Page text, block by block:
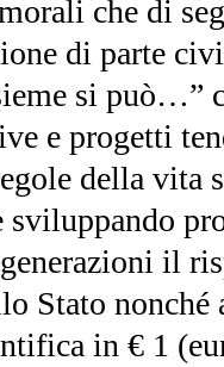
che di
di parte
si può…”
e progetti
della
sviluppando
il
Stato nonché
in € 1